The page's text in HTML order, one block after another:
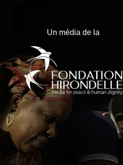
Un média de la